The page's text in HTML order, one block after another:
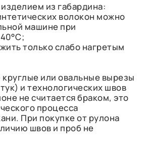
из габардина:
волокон можно
машине при
только слабо нагретым
или овальные вырезы
и технологических швов
не считается браком, это
процесса
При покупке от рулона
швов и проб не